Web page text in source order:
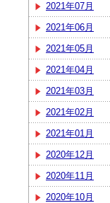
2021年07月
2021年06月
2021年05月
2021年04月
2021年03月
2021年02月
2021年01月
2020年12月
2020年11月
2020年10月